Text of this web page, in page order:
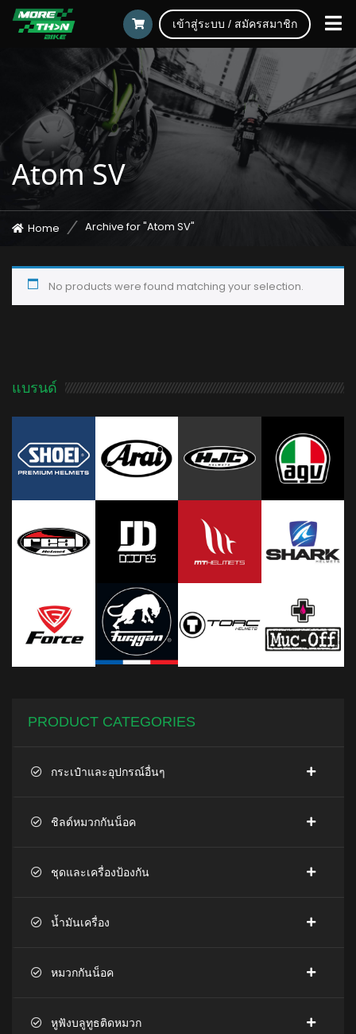
เข้าสู่ระบบ / สมัครสมาชิก
Atom SV
Home Archive for "Atom SV"
No products were found matching your selection.
แบรนด์
PRODUCT CATEGORIES
กระเป๋าและอุปกรณ์อื่นๆ
ชิลด์หมวกกันน็อค
ชุดและเครื่องป้องกัน
น้ำมันเครื่อง
หมวกกันน็อค
หูฟังบลูทูธติดหมวก